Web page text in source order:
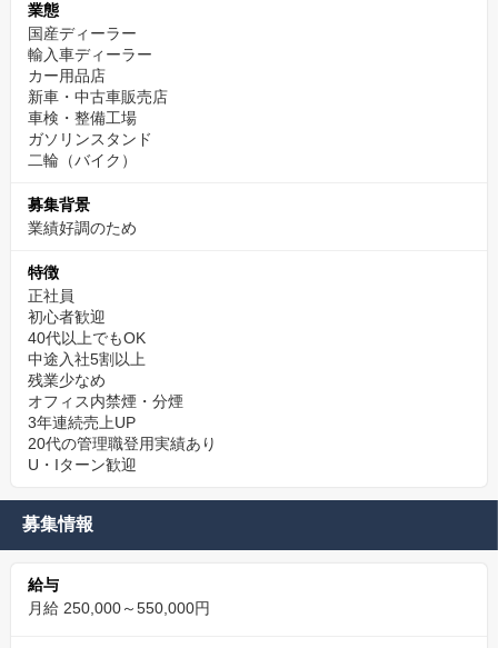
業態
国産ディーラー
輸入車ディーラー
カー用品店
新車・中古車販売店
車検・整備工場
ガソリンスタンド
二輪（バイク）
募集背景
業績好調のため
特徴
正社員
初心者歓迎
40代以上でもOK
中途入社5割以上
残業少なめ
オフィス内禁煙・分煙
3年連続売上UP
20代の管理職登用実績あり
U・Iターン歓迎
募集情報
給与
月給 250,000～550,000円